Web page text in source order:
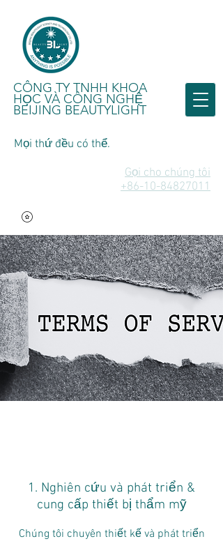
CÔNG TY TNHH KHOA
HỌC VÀ CÔNG NGHỆ
BEIJING BEAUTYLIGHT
Mọi thứ đều có thể.
Gọi cho chúng tôi
+86-10-84827011
1. Nghiên cứu và phát triển &
cung cấp thiết bị thẩm mỹ
Chúng tôi chuyên thiết kế và phát triển